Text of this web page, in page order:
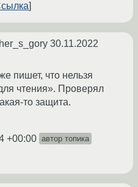
30.11.2022
пишет, что нельзя
чтения». Проверял
то защита.
+00:00 автор топика